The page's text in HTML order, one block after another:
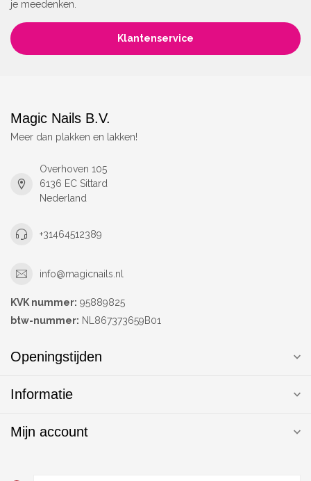
je meedenken.
Klantenservice
Magic Nails B.V.
Meer dan plakken en lakken!
Overhoven 105
6136 EC Sittard
Nederland
+31464512389
info@magicnails.nl
KVK nummer: 95889825
btw-nummer: NL867373659B01
Openingstijden
Informatie
Mijn account